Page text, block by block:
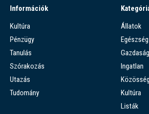
Információk
Kultúra
Pénzügy
Tanulás
Szórakozás
Utazás
Tudomány
Állatok
Egészség
Gazdaság
Ingatlan
Közösség
Kultúra
Listák